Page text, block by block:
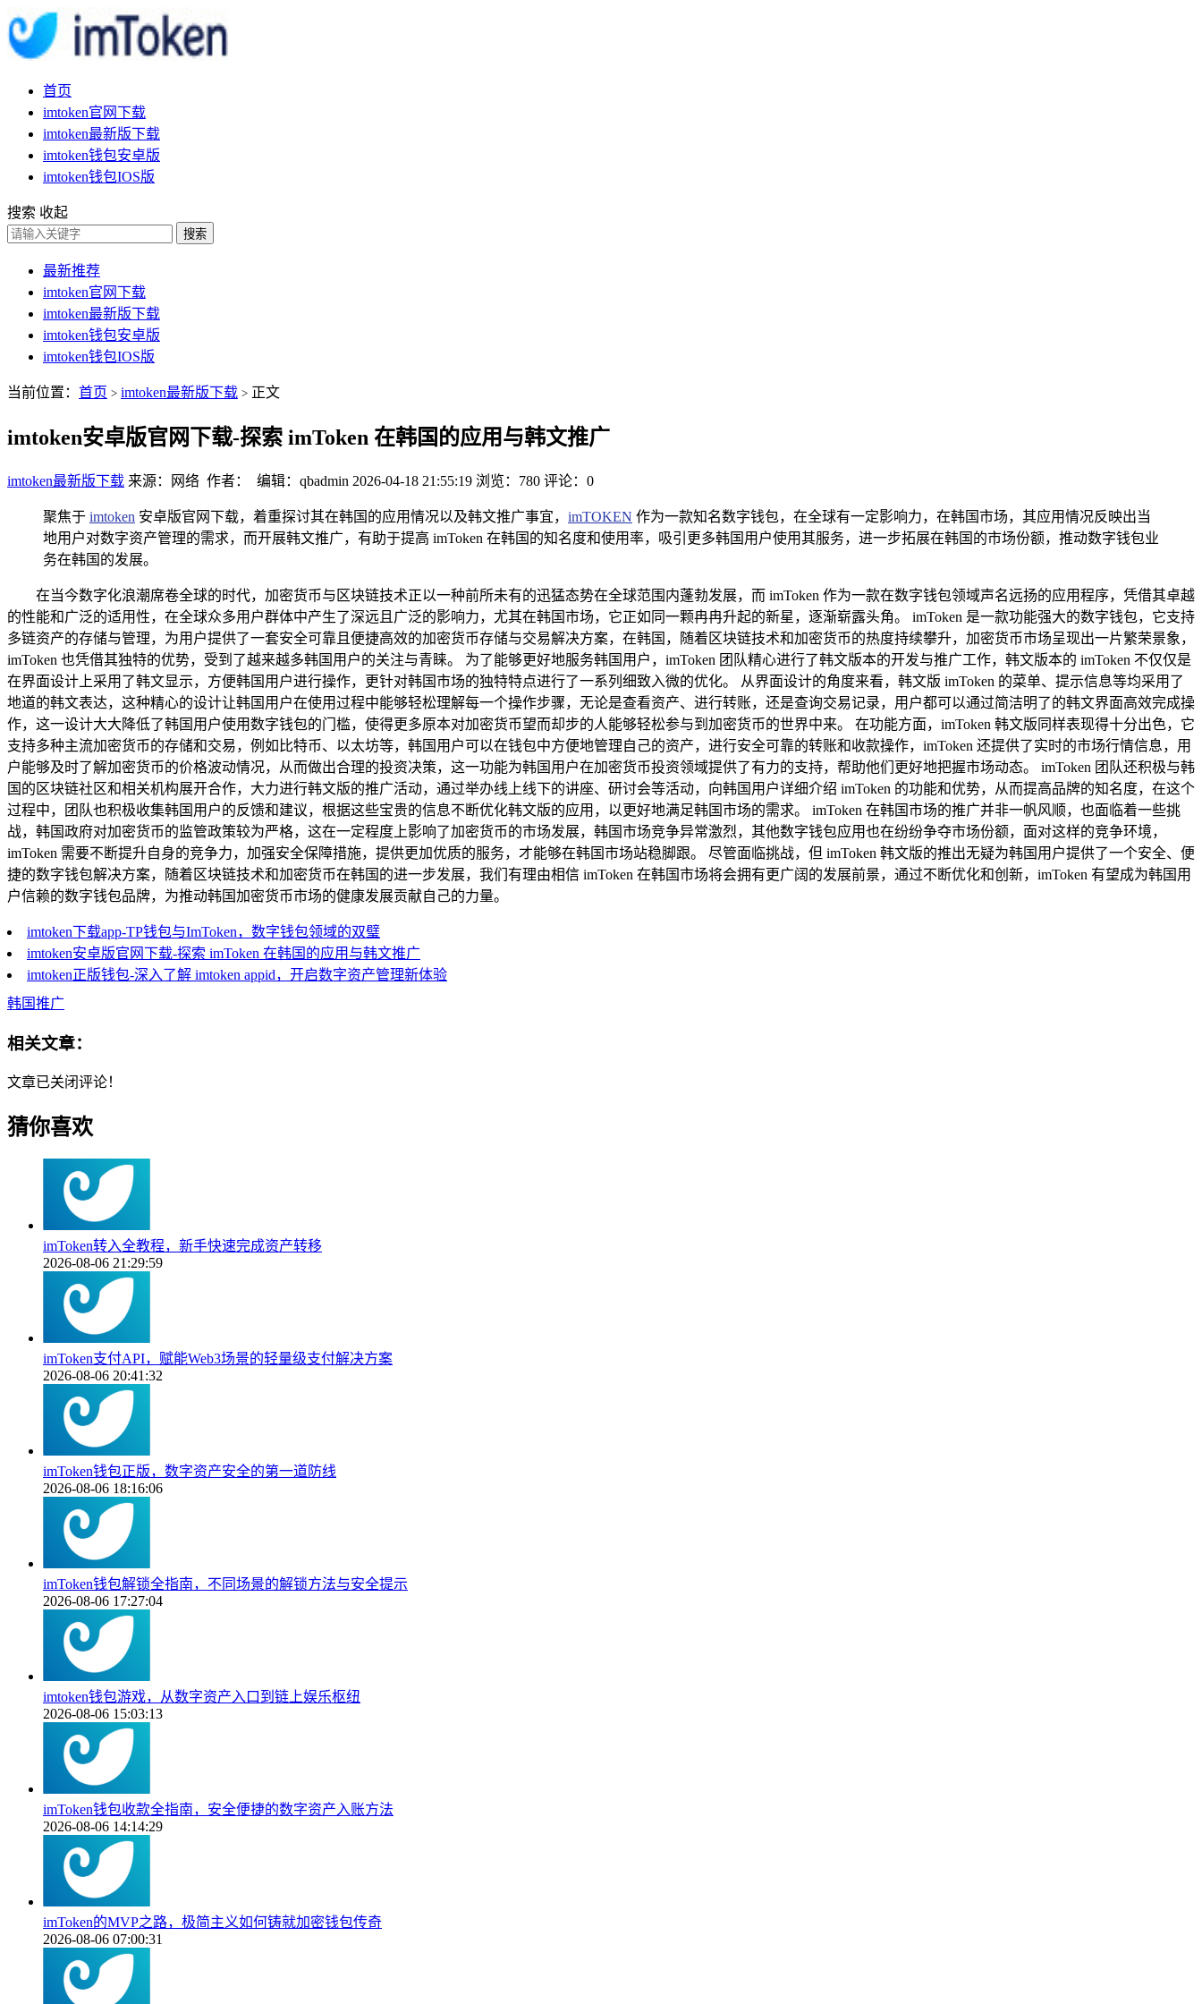
首页
imtoken官网下载
imtoken最新版下载
imtoken钱包安卓版
imtoken钱包IOS版
搜索 收起
搜索
最新推荐
imtoken官网下载
imtoken最新版下载
imtoken钱包安卓版
imtoken钱包IOS版
当前位置： 首页 > imtoken最新版下载 > 正文
imtoken安卓版官网下载-探索 imToken 在韩国的应用与韩文推广
imtoken最新版下载 来源：网络 作者： 编辑：qbadmin 2026-04-18 21:55:19 浏览：780 评论：0
聚焦于 imtoken 安卓版官网下载，着重探讨其在韩国的应用情况以及韩文推广事宜， imTOKEN 作为一款知名数字钱包，在全球有一定影响力，在韩国市场，其应用情况反映出当
地用户对数字资产管理的需求，而开展韩文推广，有助于提高 imToken 在韩国的知名度和使用率，吸引更多韩国用户使用其服务，进一步拓展在韩国的市场份额，推动数字钱包业
务在韩国的发展。
在当今数字化浪潮席卷全球的时代，加密货币与区块链技术正以一种前所未有的迅猛态势在全球范围内蓬勃发展，而 imToken 作为一款在数字钱包领域声名远扬的应用程序，凭借其卓越
的性能和广泛的适用性，在全球众多用户群体中产生了深远且广泛的影响力，尤其在韩国市场，它正如同一颗冉冉升起的新星，逐渐崭露头角。 imToken 是一款功能强大的数字钱包，它支持
多链资产的存储与管理，为用户提供了一套安全可靠且便捷高效的加密货币存储与交易解决方案，在韩国，随着区块链技术和加密货币的热度持续攀升，加密货币市场呈现出一片繁荣景象，
imToken 也凭借其独特的优势，受到了越来越多韩国用户的关注与青睐。 为了能够更好地服务韩国用户，imToken 团队精心进行了韩文版本的开发与推广工作，韩文版本的 imToken 不仅仅是
在界面设计上采用了韩文显示，方便韩国用户进行操作，更针对韩国市场的独特特点进行了一系列细致入微的优化。 从界面设计的角度来看，韩文版 imToken 的菜单、提示信息等均采用了
地道的韩文表达，这种精心的设计让韩国用户在使用过程中能够轻松理解每一个操作步骤，无论是查看资产、进行转账，还是查询交易记录，用户都可以通过简洁明了的韩文界面高效完成操
作，这一设计大大降低了韩国用户使用数字钱包的门槛，使得更多原本对加密货币望而却步的人能够轻松参与到加密货币的世界中来。 在功能方面，imToken 韩文版同样表现得十分出色，它
支持多种主流加密货币的存储和交易，例如比特币、以太坊等，韩国用户可以在钱包中方便地管理自己的资产，进行安全可靠的转账和收款操作，imToken 还提供了实时的市场行情信息，用
户能够及时了解加密货币的价格波动情况，从而做出合理的投资决策，这一功能为韩国用户在加密货币投资领域提供了有力的支持，帮助他们更好地把握市场动态。 imToken 团队还积极与韩
国的区块链社区和相关机构展开合作，大力进行韩文版的推广活动，通过举办线上线下的讲座、研讨会等活动，向韩国用户详细介绍 imToken 的功能和优势，从而提高品牌的知名度，在这个
过程中，团队也积极收集韩国用户的反馈和建议，根据这些宝贵的信息不断优化韩文版的应用，以更好地满足韩国市场的需求。 imToken 在韩国市场的推广并非一帆风顺，也面临着一些挑
战，韩国政府对加密货币的监管政策较为严格，这在一定程度上影响了加密货币的市场发展，韩国市场竞争异常激烈，其他数字钱包应用也在纷纷争夺市场份额，面对这样的竞争环境，
imToken 需要不断提升自身的竞争力，加强安全保障措施，提供更加优质的服务，才能够在韩国市场站稳脚跟。 尽管面临挑战，但 imToken 韩文版的推出无疑为韩国用户提供了一个安全、便
捷的数字钱包解决方案，随着区块链技术和加密货币在韩国的进一步发展，我们有理由相信 imToken 在韩国市场将会拥有更广阔的发展前景，通过不断优化和创新，imToken 有望成为韩国用
户信赖的数字钱包品牌，为推动韩国加密货币市场的健康发展贡献自己的力量。
imtoken下载app-TP钱包与ImToken，数字钱包领域的双璧
imtoken安卓版官网下载-探索 imToken 在韩国的应用与韩文推广
imtoken正版钱包-深入了解 imtoken appid，开启数字资产管理新体验
韩国推广
相关文章：
文章已关闭评论！
猜你喜欢
imToken转入全教程，新手快速完成资产转移
2026-08-06 21:29:59
imToken支付API，赋能Web3场景的轻量级支付解决方案
2026-08-06 20:41:32
imToken钱包正版，数字资产安全的第一道防线
2026-08-06 18:16:06
imToken钱包解锁全指南，不同场景的解锁方法与安全提示
2026-08-06 17:27:04
imtoken钱包游戏，从数字资产入口到链上娱乐枢纽
2026-08-06 15:03:13
imToken钱包收款全指南，安全便捷的数字资产入账方法
2026-08-06 14:14:29
imToken的MVP之路，极简主义如何铸就加密钱包传奇
2026-08-06 07:00:31